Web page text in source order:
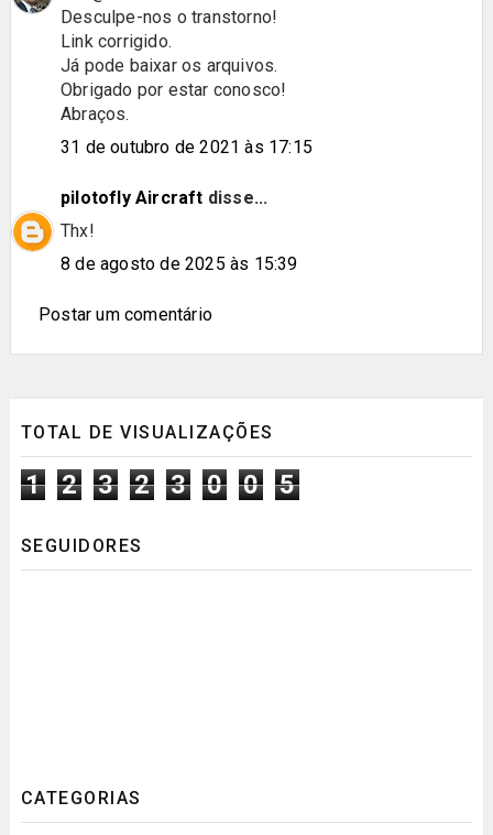
Desculpe-nos o transtorno!
Link corrigido.
Já pode baixar os arquivos.
Obrigado por estar conosco!
Abraços.
31 de outubro de 2021 às 17:15
pilotofly Aircraft disse...
Thx!
8 de agosto de 2025 às 15:39
Postar um comentário
TOTAL DE VISUALIZAÇÕES
1 2 3 2 3 0 0 5
SEGUIDORES
CATEGORIAS